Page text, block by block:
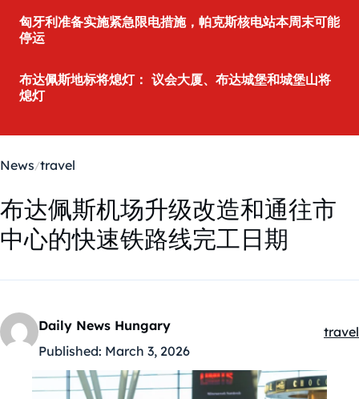
匈牙利准备实施紧急限电措施，帕克斯核电站本周末可能
停运
布达佩斯地标将熄灯： 议会大厦、布达城堡和城堡山将
熄灯
News travel
布达佩斯机场升级改造和通往市
中心的快速铁路线完工日期
Daily News Hungary
Published: March 3, 2026
travel